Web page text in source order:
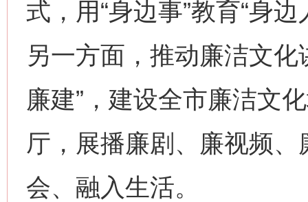
式，用“身边事”教育“身
另一方面，推动廉洁文
廉建”，建设全市廉洁文
厅，展播廉剧、廉视频
会、融入生活。